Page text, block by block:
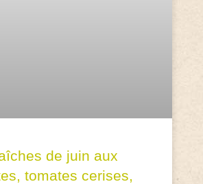
de juin aux
tomates cerises,